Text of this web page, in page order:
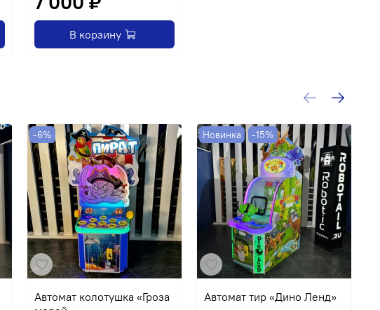
В корзину
-6%
Автомат колотушка «Гроза
Новинка -15%
Автомат тир «Дино Ленд»